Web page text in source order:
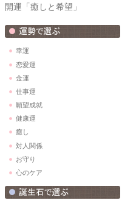
開運「癒しと希望」
幸運
恋愛運
金運
仕事運
願望成就
健康運
癒し
対人関係
お守り
心のケア